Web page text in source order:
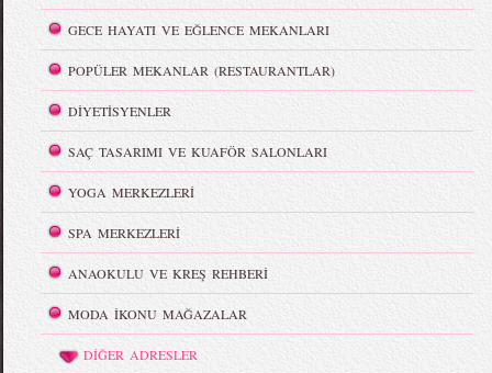
GECE HAYATI VE EĞLENCE MEKANLARI
POPÜLER MEKANLAR (RESTAURANTLAR)
DİYETİSYENLER
SAÇ TASARIMI VE KUAFÖR SALONLARI
YOGA MERKEZLERİ
SPA MERKEZLERİ
ANAOKULU VE KREŞ REHBERİ
MODA İKONU MAĞAZALAR
DİĞER ADRESLER